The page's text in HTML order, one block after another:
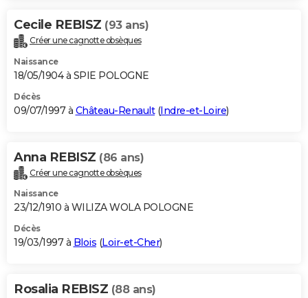
Cecile REBISZ (93 ans)
Créer une cagnotte obsèques
Naissance
18/05/1904 à SPIE POLOGNE
Décès
09/07/1997 à Château-Renault(Indre-et-Loire)
Anna REBISZ (86 ans)
Créer une cagnotte obsèques
Naissance
23/12/1910 à WILIZA WOLA POLOGNE
Décès
19/03/1997 à Blois (Loir-et-Cher)
Rosalia REBISZ (88 ans)